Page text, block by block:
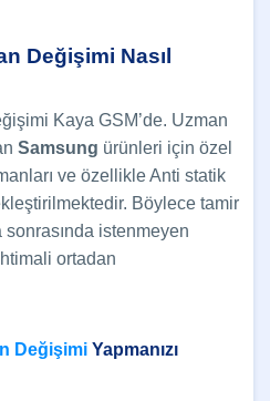
Değişimi Nasıl
Kaya GSM’de. Uzman
Samsung ürünleri için özel
ve özellikle Anti statik
Böylece tamir
sonrasında istenmeyen
ortadan
Değişimi Yapmanızı